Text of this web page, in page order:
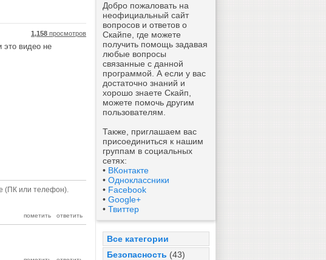
Добро пожаловать на
неофициальный сайт
вопросов и ответов о
Скайпе, где можете
получить помощь задавая
любые вопросы
связанные с данной
программой. А если у вас
достаточно знаний и
хорошо знаете Скайп,
можете помочь другим
пользователям.
Также, приглашаем вас
присоединиться к нашим
группам в социальных
сетях:
• ВКонтакте
• Одноклассники
• Facebook
• Google+
• Твиттер
Все категории
Безопасность (43)
1,158 просмотров
это видео не
(ПК или телефон).